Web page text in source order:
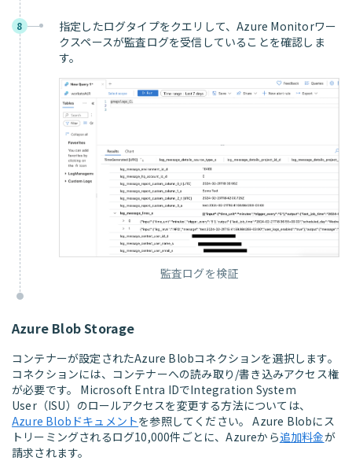
8
指定したログタイプをクエリして、Azure Monitorワー
クスペースが監査ログを受信していることを確認しま
す。
監査ログを検証
Azure Blob Storage
コンテナーが設定されたAzure Blobコネクションを選択します。
コネクションには、コンテナーへの読み取り/書き込みアクセス権
が必要です。 Microsoft Entra IDでIntegration System
User（ISU）のロールアクセスを変更する方法については、
Azure Blobドキュメントを参照してください。 Azure Blobにス
トリーミングされるログ10,000件ごとに、Azureから追加料金が
請求されます。